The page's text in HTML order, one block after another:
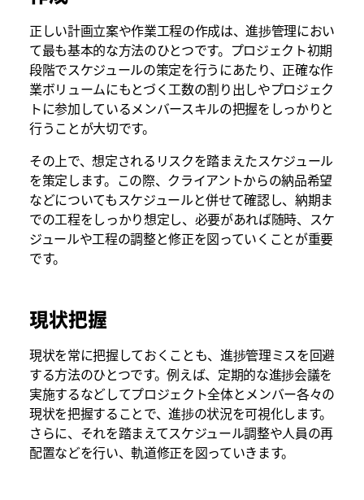
正しい計画立案や作業工程の作成は、進捗管理におい
て最も基本的な方法のひとつです。プロジェクト初期
段階でスケジュールの策定を行うにあたり、正確な作
業ボリュームにもとづく工数の割り出しやプロジェク
トに参加しているメンバースキルの把握をしっかりと
行うことが大切です。
その上で、想定されるリスクを踏まえたスケジュール
を策定します。この際、クライアントからの納品希望
などについてもスケジュールと併せて確認し、納期ま
での工程をしっかり想定し、必要があれば随時、スケ
ジュールや工程の調整と修正を図っていくことが重要
です。
現状把握
現状を常に把握しておくことも、進捗管理ミスを回避
する方法のひとつです。例えば、定期的な進捗会議を
実施するなどしてプロジェクト全体とメンバー各々の
現状を把握することで、進捗の状況を可視化します。
さらに、それを踏まえてスケジュール調整や人員の再
配置などを行い、軌道修正を図っていきます。